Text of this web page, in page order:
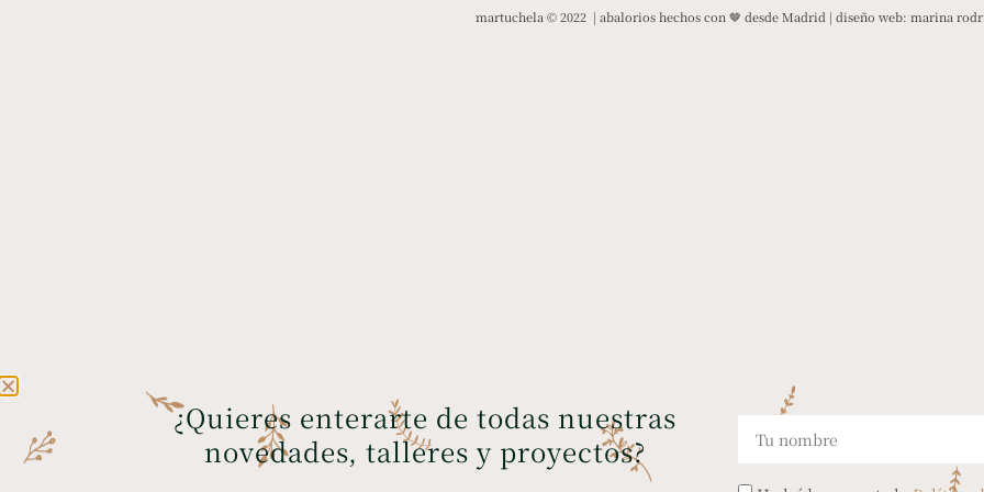
martuchela © 2022 | abalorios hechos con 🤎 desde Madrid | diseño web: marina
¿Quieres enterarte de todas nuestras
novedades, talleres y proyectos?